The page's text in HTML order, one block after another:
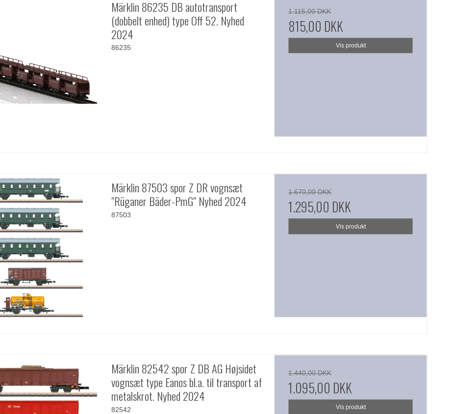
Märklin 86235 DB autotransport
(dobbelt enhed) type Off 52. Nyhed
2024
86235
1.115,00 DKK
815,00 DKK
Vis produkt
Märklin 87503 spor Z DR vognsæt
"Rüganer Bäder-PmG" Nyhed 2024
87503
1.670,00 DKK
1.295,00 DKK
Vis produkt
Märklin 82542 spor Z DB AG Højsidet
vognsæt type Eanos bl.a. til transport af
metalskrot. Nyhed 2024
82542
1.440,00 DKK
1.095,00 DKK
Vis produkt